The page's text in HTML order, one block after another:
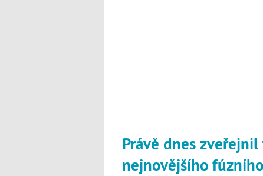
Právě dnes zveřejnil
nejnovějšího